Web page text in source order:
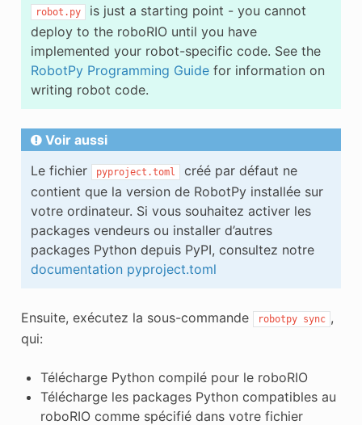
robot.py
is just a starting point - you cannot
deploy to the roboRIO until you have
implemented your robot-specific code. See the
RobotPy Programming Guidefor information on
writing robot code.
Voir aussi
Le fichier
pyproject.toml
créé par défaut ne
contient que la version de RobotPy installée sur
votre ordinateur. Si vous souhaitez activer les
packages vendeurs ou installer d’autres
packages Python depuis PyPI, consultez notre
documentation pyproject.toml
Ensuite, exécutez la sous-commande robotpy sync ,
qui:
Télécharge Python compilé pour le roboRIO
Télécharge les packages Python compatibles au
roboRIO comme spécifié dans votre fichier